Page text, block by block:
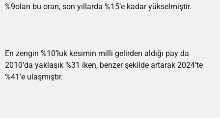
%9olan bu oran, son yıllarda %15’e kadar yükselmiştir.
En zengin %10’luk kesimin milli gelirden aldığı pay da
2010’da yaklaşık %31 iken, benzer şekilde artarak 2024’te
%41’e ulaşmıştır.